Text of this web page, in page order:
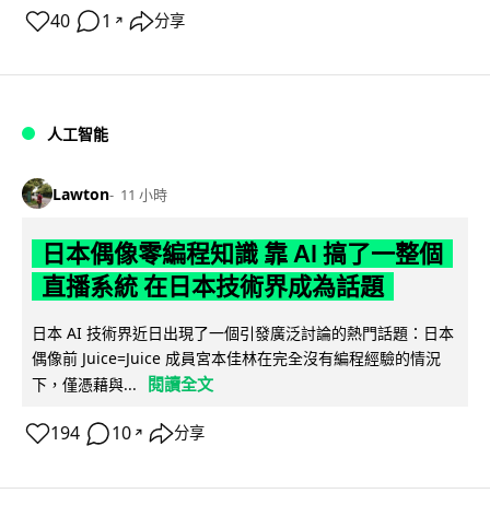
40 1 ↗ 分享
人工智能
Lawton 11 小時
日本偶像零編程知識 靠 AI 搞了一整個
直播系統 在日本技術界成為話題
日本 AI 技術界近日出現了一個引發廣泛討論的熱門話題：日本
偶像前 Juice=Juice 成員宮本佳林在完全沒有編程經驗的情況
下，僅憑藉與...
閱讀全文
194 10 ↗ 分享